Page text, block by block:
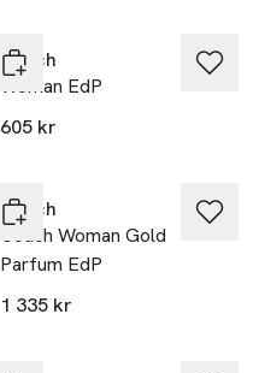
Coach
Woman EdP
605 kr
Coach
Coach Woman Gold
Parfum EdP
1 335 kr